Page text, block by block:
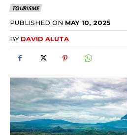
TOURISME
PUBLISHED ON MAY 10, 2025
BY DAVID ALUTA